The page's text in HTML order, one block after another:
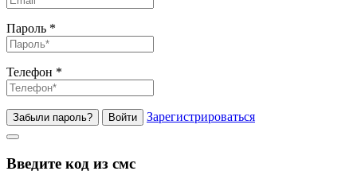
Пароль *
Телефон *
Забыли пароль? Войти Зарегистрироваться
Введите код из смс